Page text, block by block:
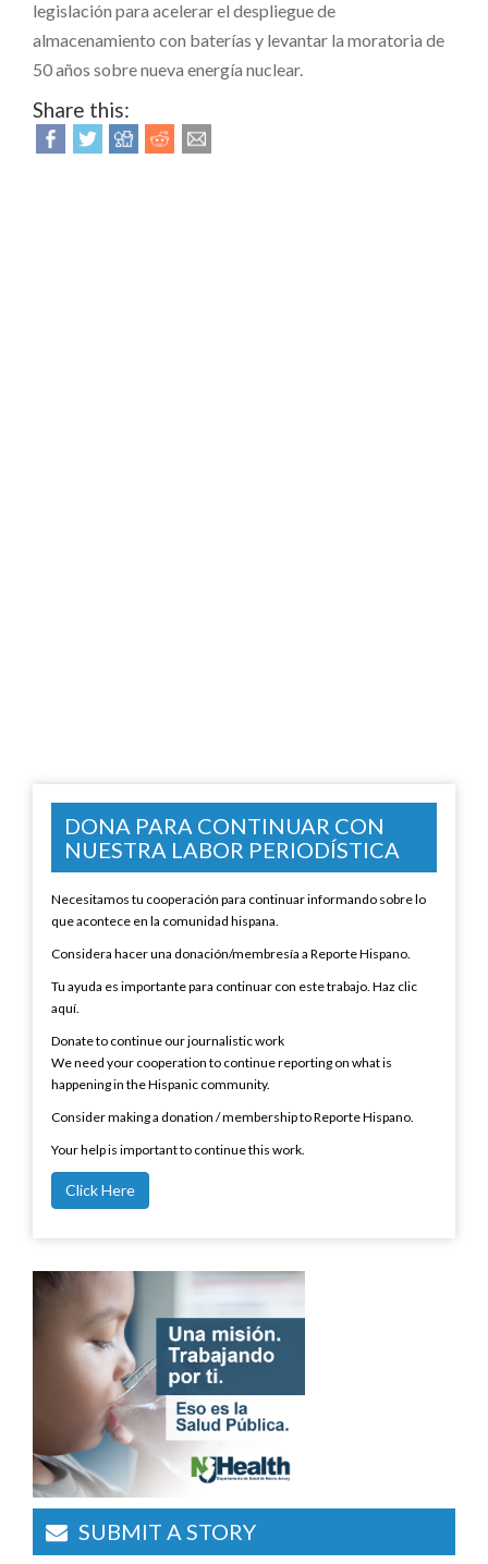
legislación para acelerar el despliegue de
almacenamiento con baterías y levantar la moratoria de
50 años sobre nueva energía nuclear.
Share this:
DONA PARA CONTINUAR CON
NUESTRA LABOR PERIODÍSTICA
Necesitamos tu cooperación para continuar informando sobre lo
que acontece en la comunidad hispana.
Considera hacer una donación/membresía a Reporte Hispano.
Tu ayuda es importante para continuar con este trabajo. Haz clic
aquí.
Donate to continue our journalistic work
We need your cooperation to continue reporting on what is
happening in the Hispanic community.
Consider making a donation / membership to Reporte Hispano.
Your help is important to continue this work.
Click Here
SUBMIT A STORY